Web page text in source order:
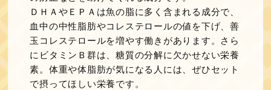
ＤＨＡやＥＰＡは魚の脂に多く含まれる成分で、
血中の中性脂肪やコレステロールの値を下げ、善
玉コレステロールを増やす働きがあります。さら
にビタミンＢ群は、糖質の分解に欠かせない栄養
素。体重や体脂肪が気になる人には、ぜひセット
で摂ってほしい栄養です。